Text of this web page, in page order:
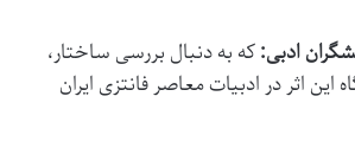
ادبی:که به دنبال بررسی ساختار،
اثر در ادبیات معاصر فانتزی ایران